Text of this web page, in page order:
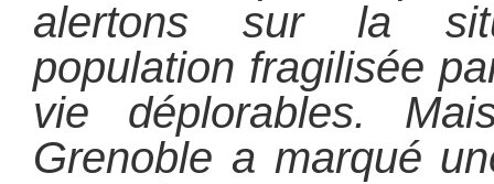
alertons sur la
population fragilisée
vie déplorables.
Grenoble a marqué